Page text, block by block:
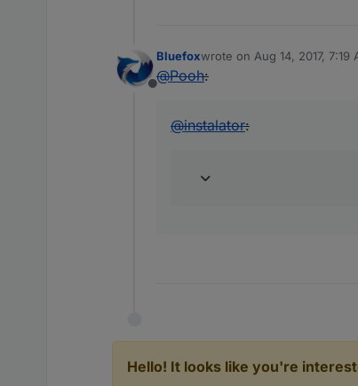
Offline
Bluefoxwrote on Aug 14, 2017, 7:19
last edited by
@Pooh:
@instalator:
Hello! It looks like you're